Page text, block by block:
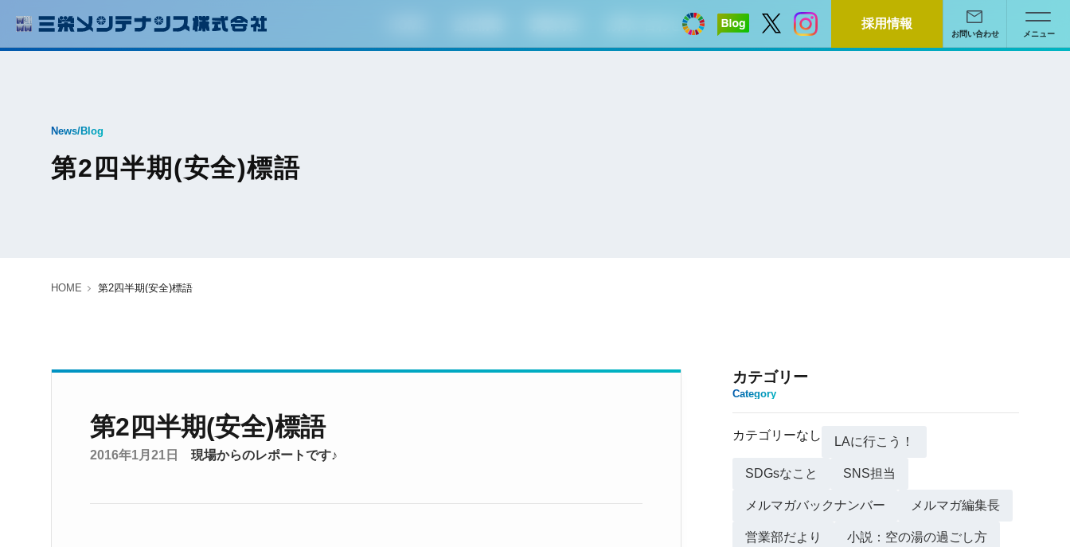
採用情報
お問い合わせ メニュー
News/Blog
第2四半期(安全)標語
HOME 第2四半期(安全)標語
第2四半期(安全)標語
2016年1月21日 現場からのレポートです♪
カテゴリー
Category
カテゴリーなし LAに行こう！
SDGsなこと SNS担当
メルマガバックナンバー メルマガ編集長
営業部だより 小説：空の湯の過ごし方